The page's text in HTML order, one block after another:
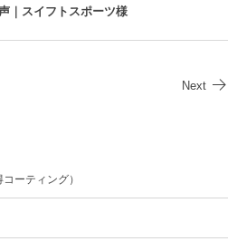
｜スイフトスポーツ様
Next
ーティング）